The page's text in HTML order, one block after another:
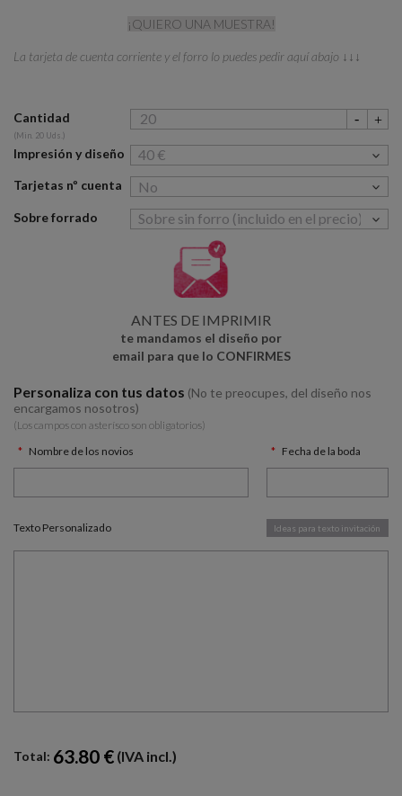
¡QUIERO UNA MUESTRA!
La tarjeta de cuenta corriente y el forro lo puedes pedir aquí abajo ↓↓↓
Cantidad
(Min. 20 Uds.)
Impresión y diseño
Tarjetas nº cuenta
Sobre forrado
ANTES DE IMPRIMIR
te mandamos el diseño por
email para que lo CONFIRMES
Personaliza con tus datos (No te preocupes, del diseño nos
encargamos nosotros)
(Los campos con asterísco son obligatorios)
Nombre de los novios
Fecha de la boda
Texto Personalizado Ideas para texto invitación
Total: 63.80 € (IVA incl.)